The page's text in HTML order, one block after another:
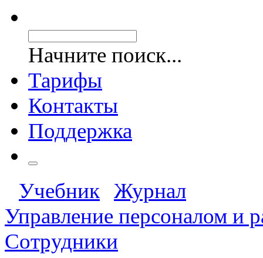
Начните поиск...
Тарифы
Контакты
Поддержка
Учебник
Журнал
Управление персоналом и
Сотрудники